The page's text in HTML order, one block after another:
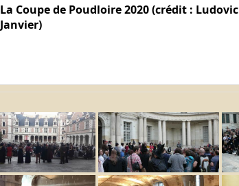
La Coupe de Poudloire 2020 (crédit : Ludovic
Janvier)